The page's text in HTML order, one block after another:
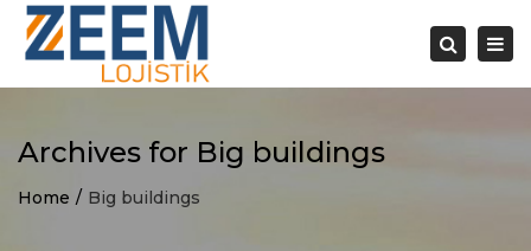
Archives for Big buildings
Home Big buildings